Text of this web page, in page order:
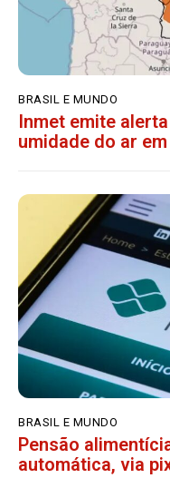
BRASIL E MUNDO
Inmet emite
umidade do ar
BRASIL E MUNDO
Pensão
automática, via